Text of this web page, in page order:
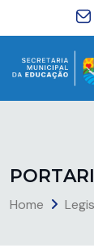
PORTARI
Home